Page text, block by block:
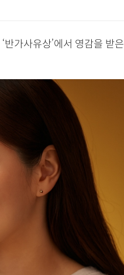
가사유상’에서 영감을 받은